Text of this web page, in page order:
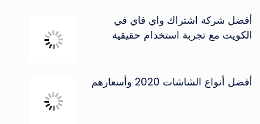
أفضل شركة اشتراك واي فاي في
الكويت مع تجربة استخدام حقيقية
أفضل أنواع الشاشات 2020 وأسعارهم